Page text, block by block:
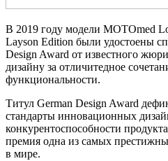
В 2019 году модели MOTOmed
Layson Edition были удостоены
Design Award от известного
дизайну за отличитедное
функциональности.
Титул German Design Award
стандарты инновационных
конкурентоспособности
премия одна из самых
в мире.